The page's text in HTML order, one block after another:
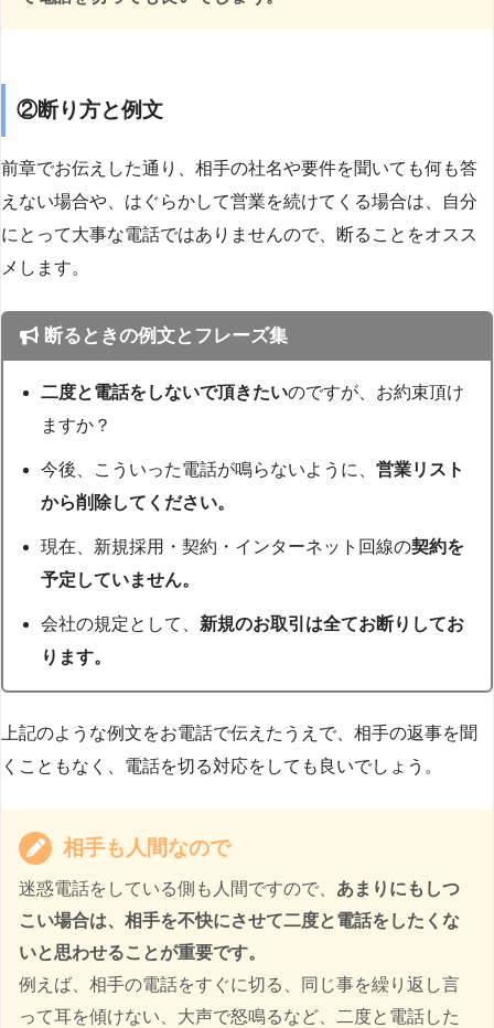
②断り方と例文
前章でお伝えした通り、相手の社名や要件を聞いても何も答
えない場合や、はぐらかして営業を続けてくる場合は、自分
にとって大事な電話ではありませんので、断ることをオスス
メします。
断るときの例文とフレーズ集
二度と電話をしないで頂きたいのですが、お約束頂け
ますか？
今後、こういった電話が鳴らないように、営業リスト
から削除してください。
現在、新規採用・契約・インターネット回線の契約を
予定していません。
会社の規定として、 新規のお取引は全てお断りしてお
ります。
上記のような例文をお電話で伝えたうえで、相手の返事を聞
くこともなく、電話を切る対応をしても良いでしょう。
相手も人間なので
迷惑電話をしている側も人間ですので、 あまりにもしつ
こい場合は、相手を不快にさせて二度と電話をしたくな
いと思わせることが重要です。
例えば、相手の電話をすぐに切る、同じ事を繰り返し言
って耳を傾けない、大声で怒鳴るなど、二度と電話した